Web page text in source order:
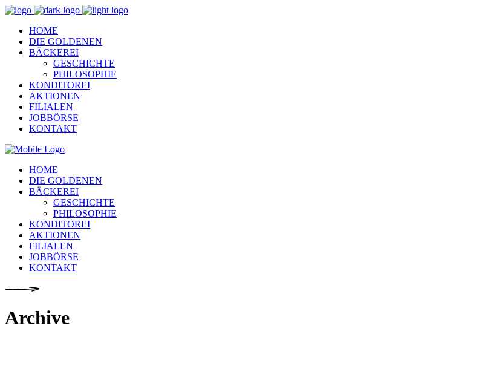
HOME
DIE GOLDENEN
BÄCKEREI
GESCHICHTE
PHILOSOPHIE
KONDITOREI
AKTIONEN
FILIALEN
JOBBÖRSE
KONTAKT
HOME
DIE GOLDENEN
BÄCKEREI
GESCHICHTE
PHILOSOPHIE
KONDITOREI
AKTIONEN
FILIALEN
JOBBÖRSE
KONTAKT
Archive